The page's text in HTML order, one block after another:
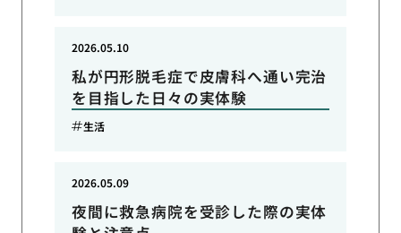
私が円形脱毛症で皮膚科へ通い完治
を目指した日々の実体験
2026.05.10
生活
夜間に救急病院を受診した際の実体
2026.05.09